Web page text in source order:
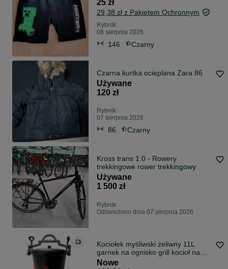
25 zł
29,38 zł z Pakietem Ochronnym
Rybnik
08 sierpnia 2026
146 Czarny
Czarna kurtka ocieplana Zara 86
Używane
120 zł
Rybnik
07 sierpnia 2026
86 Czarny
Kross trans 1.0 - Rowery
trekkingowe rower trekkingowy
Używane
1 500 zł
Rybnik
Odświeżono dnia 07 sierpnia 2026
Kociołek myśliwski żeliwny 11L
garnek na ognisko grill kocioł na
pieczonki na gulasz do potraw
Nowe